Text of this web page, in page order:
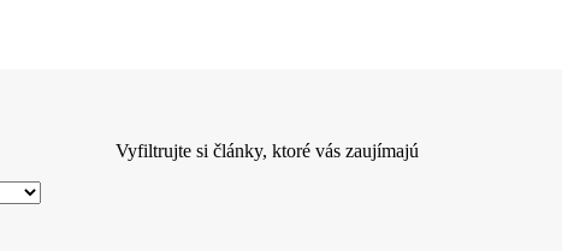
Vyfiltrujte si články, ktoré vás zaujímajú